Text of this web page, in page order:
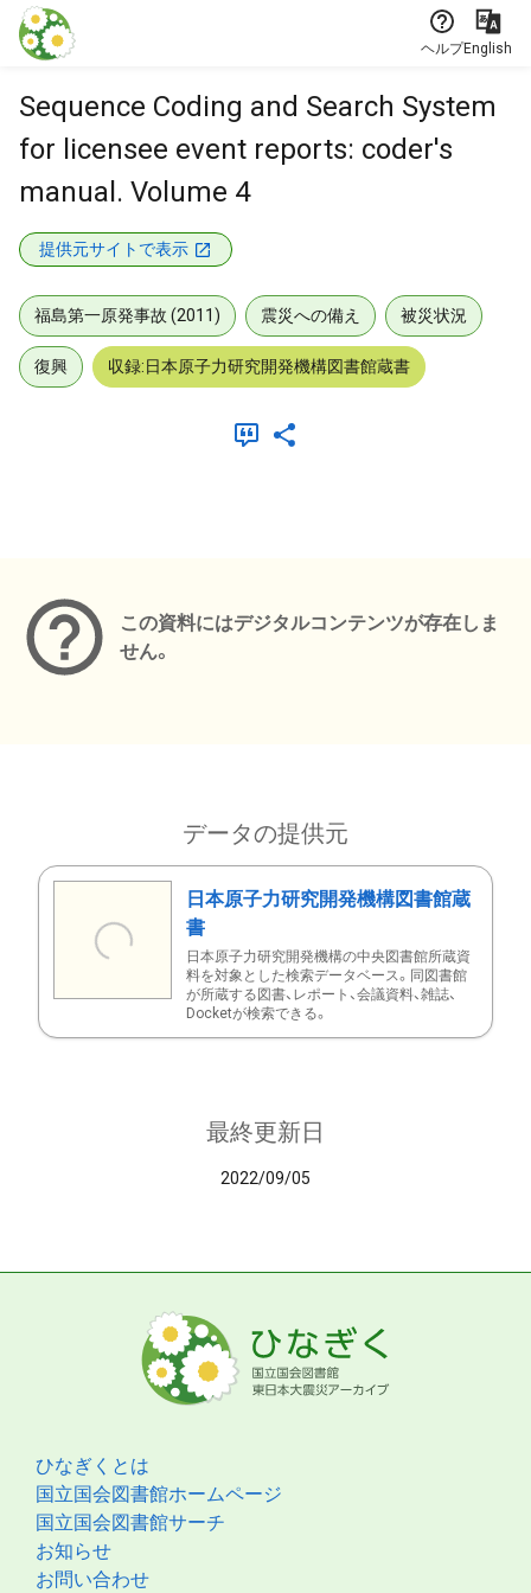
本文に飛ぶ
ヘルプEnglish
Sequence Coding and Search System
for licensee event reports: coder's
manual. Volume 4
提供元サイトで表示
福島第一原発事故 (2011) 震災への備え 被災状況
復興 収録:日本原子力研究開発機構図書館蔵書
この資料にはデジタルコンテンツが存在しま
せん。
データの提供元
日本原子力研究開発機構図書館蔵
書
日本原子力研究開発機構の中央図書館所蔵資
料を対象とした検索データベース。同図書館
が所蔵する図書、レポート、会議資料、雑誌、
Docketが検索できる。
最終更新日
2022/09/05
ひなぎくとは
国立国会図書館ホームページ
国立国会図書館サーチ
お知らせ
お問い合わせ